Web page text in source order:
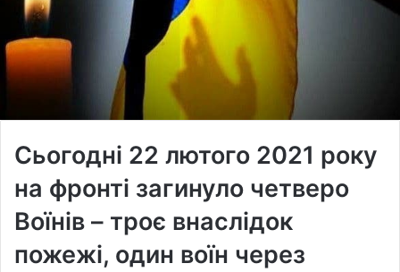
Сьогодні 22 лютого 2021 року
на фронті загинуло четверо
Воїнів – троє внаслідок
пожежі, один воїн через